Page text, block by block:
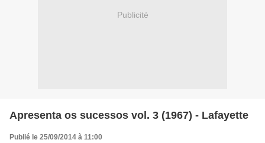
Publicité
Apresenta os sucessos vol. 3 (1967) - Lafayette
Publié le 25/09/2014 à 11:00